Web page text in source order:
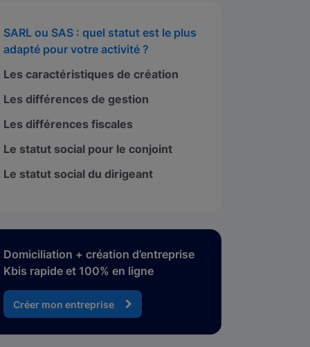
SARL ou SAS : quel statut est le plus
adapté pour votre activité ?
Les caractéristiques de création
Les différences de gestion
Les différences fiscales
Le statut social pour le conjoint
Le statut social du dirigeant
Domiciliation + création d’entreprise
Kbis rapide et 100% en ligne
Créer mon entreprise